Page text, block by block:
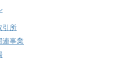
引所
連事業